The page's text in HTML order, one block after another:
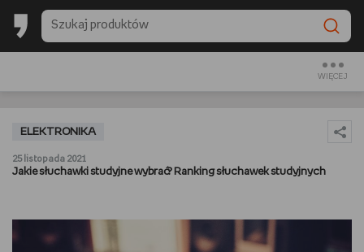
WIĘCEJ
BACK TO SCHOOL
SŁUCHAM
BACK TO SCHOOL
ELEKTRONIKA
25 listopada 2021
Jakie słuchawki studyjne wybrać? Ranking słuchawek studyjnych